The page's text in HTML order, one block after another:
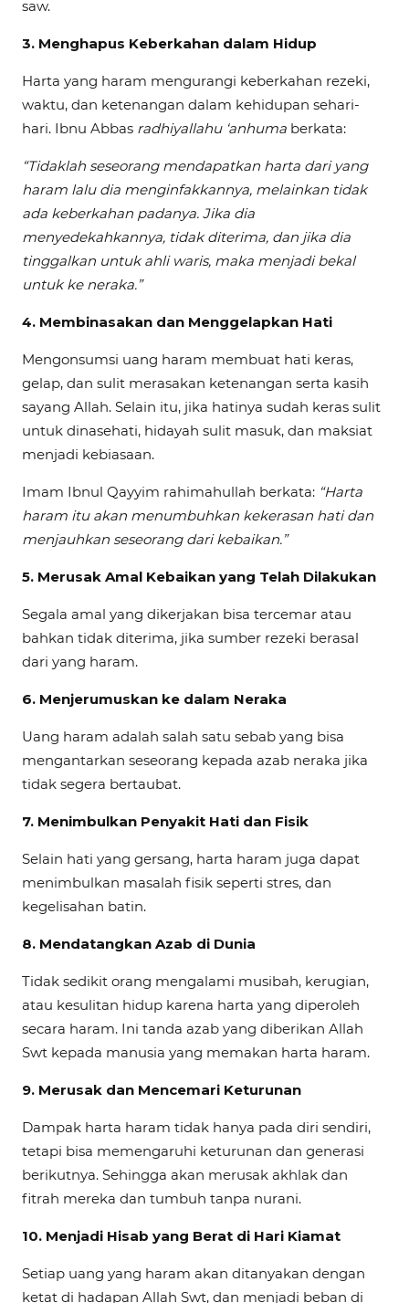
saw.
3. Menghapus Keberkahan dalam Hidup
Harta yang haram mengurangi keberkahan rezeki,
waktu, dan ketenangan dalam kehidupan sehari-
hari. Ibnu Abbas radhiyallahu ‘anhuma berkata:
“Tidaklah seseorang mendapatkan harta dari yang
haram lalu dia menginfakkannya, melainkan tidak
ada keberkahan padanya. Jika dia
menyedekahkannya, tidak diterima, dan jika dia
tinggalkan untuk ahli waris, maka menjadi bekal
untuk ke neraka.”
4. Membinasakan dan Menggelapkan Hati
Mengonsumsi uang haram membuat hati keras,
gelap, dan sulit merasakan ketenangan serta kasih
sayang Allah. Selain itu, jika hatinya sudah keras sulit
untuk dinasehati, hidayah sulit masuk, dan maksiat
menjadi kebiasaan.
Imam Ibnul Qayyim rahimahullah berkata: “Harta
haram itu akan menumbuhkan kekerasan hati dan
menjauhkan seseorang dari kebaikan.”
5. Merusak Amal Kebaikan yang Telah Dilakukan
Segala amal yang dikerjakan bisa tercemar atau
bahkan tidak diterima, jika sumber rezeki berasal
dari yang haram.
6. Menjerumuskan ke dalam Neraka
Uang haram adalah salah satu sebab yang bisa
mengantarkan seseorang kepada azab neraka jika
tidak segera bertaubat.
7. Menimbulkan Penyakit Hati dan Fisik
Selain hati yang gersang, harta haram juga dapat
menimbulkan masalah fisik seperti stres, dan
kegelisahan batin.
8. Mendatangkan Azab di Dunia
Tidak sedikit orang mengalami musibah, kerugian,
atau kesulitan hidup karena harta yang diperoleh
secara haram. Ini tanda azab yang diberikan Allah
Swt kepada manusia yang memakan harta haram.
9. Merusak dan Mencemari Keturunan
Dampak harta haram tidak hanya pada diri sendiri,
tetapi bisa memengaruhi keturunan dan generasi
berikutnya. Sehingga akan merusak akhlak dan
fitrah mereka dan tumbuh tanpa nurani.
10. Menjadi Hisab yang Berat di Hari Kiamat
Setiap uang yang haram akan ditanyakan dengan
ketat di hadapan Allah Swt, dan menjadi beban di